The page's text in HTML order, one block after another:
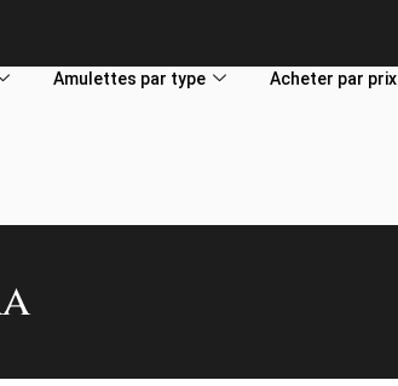
Amulettes par type Acheter par prix